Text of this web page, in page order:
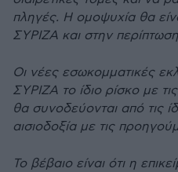
πληγές. Η οµοψυχία θα
ΣΥΡΙΖΑ και στην
Οι νέες εσωκοµµατικές
ΣΥΡΙΖΑ το ίδιο ρίσκο µε
θα συνοδεύονται από τις
αισιοδοξία µε τις
Το βέβαιο είναι ότι η